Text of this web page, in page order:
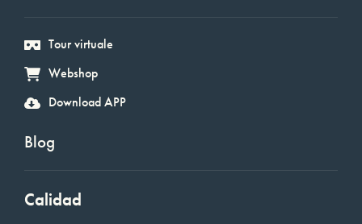
Tour virtuale
Webshop
Download APP
Blog
Calidad